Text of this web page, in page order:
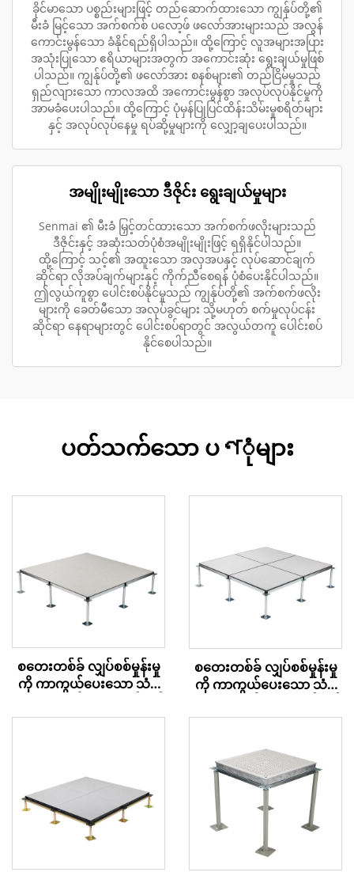
ခိုင်မာသော ပစ္စည်းများဖြင့် တည်ဆောက်ထားသော ကျွန်ုပ်တို့၏
မီးခံ မြင့်သော အက်စက်စ် ပလော့ဖ် ဖလော်အားများသည် အလွန်
ကောင်းမွန်သော ခံနိုင်ရည်ရှိပါသည်။ ထို့ကြောင့် လူအများအပြား
အသုံးပြုသော ဧရိယာများအတွက် အကောင်းဆုံး ရွေးချယ်မှုဖြစ်
ပါသည်။ ကျွန်ုပ်တို့၏ ဖလော်အား စနစ်များ၏ တည်ငြိမ်မှုသည်
ရှည်လျားသော ကာလအထိ အကောင်းမွန်စွာ အလုပ်လုပ်နိုင်မှုကို
အာမခံပေးပါသည်။ ထို့ကြောင့် ပုံမှန်ပြုပြင်ထိန်းသိမ်းမှုစရိတ်များ
နှင့် အလုပ်လုပ်နေမှု ရပ်ဆို့မှုများကို လျှော့ချပေးပါသည်။
အမျိုးမျိုးသော ဒီဇိုင်း ရွေးချယ်မှုများ
Senmai ၏ မီးခံ မြှင့်တင်ထားသော အက်စက်ဖလိုးများသည်
ဒီဇိုင်းနှင့် အဆုံးသတ်ပုံစံအမျိုးမျိုးဖြင့် ရရှိနိုင်ပါသည်။
ထို့ကြောင့် သင့်၏ အထူးသော အလှအပနှင့် လုပ်ဆောင်ချက်
ဆိုင်ရာ လိုအပ်ချက်များနှင့် ကိုက်ညီစေရန် ပုံစံပေးနိုင်ပါသည်။
ဤလွယ်ကူစွာ ပေါင်းစပ်နိုင်မှုသည် ကျွန်ုပ်တို့၏ အက်စက်ဖလိုး
များကို ခေတ်မီသော အလုပ်ခွင်များ သို့မဟုတ် စက်မှုလုပ်ငန်း
ဆိုင်ရာ နေရာများတွင် ပေါင်းစပ်ရာတွင် အလွယ်တကူ ပေါင်းစပ်
နိုင်စေပါသည်။
ပတ်သက်သော ပণုံများ
စတေးတစ်ခ် လျှပ်စစ်မှုန်းမှု
ကို ကာကွယ်ပေးသော သံမ
စ် ကုန်းမြေ – HPL
စတေးတစ်ခ် လျှပ်စစ်မှုန်းမှု
ကို ကာကွယ်ပေးသော သံမ
စ် ကုန်းမြေ – PVC